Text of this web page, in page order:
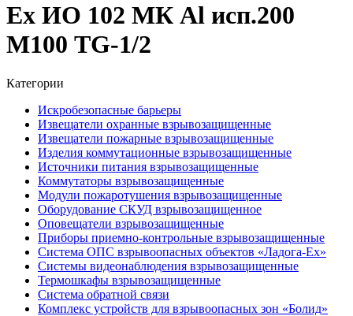
Ех ИО 102 МК Al исп.200
М100 TG-1/2
Категории
Искробезопасные барьеры
Извещатели охранные взрывозащищенные
Извещатели пожарные взрывозащищенные
Изделия коммутационные взрывозащищенные
Источники питания взрывозащищенные
Коммутаторы взрывозащищенные
Модули пожаротушения взрывозащищенные
Оборудование СКУД взрывозащищенное
Оповещатели взрывозащищенные
Приборы приемно-контрольные взрывозащищенные
Система ОПС взрывоопасных объектов «Ладога-Ex»
Системы видеонаблюдения взрывозащищенные
Термошкафы взрывозащищенные
Система обратной связи
Комплекс устройств для взрывоопасных зон «Болид»